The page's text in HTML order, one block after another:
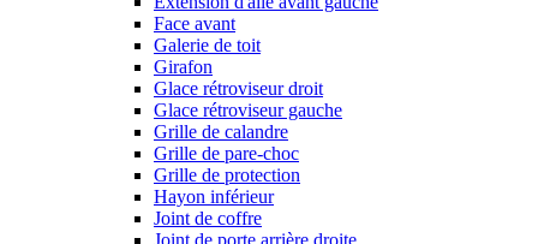
Face avant
Galerie de toit
Girafon
Glace rétroviseur droit
Glace rétroviseur gauche
Grille de calandre
Grille de pare-choc
Grille de protection
Hayon inférieur
Joint de coffre
Joint de porte arrière droite